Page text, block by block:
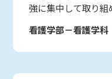
強に集中して取り組
看護学部－看護学科